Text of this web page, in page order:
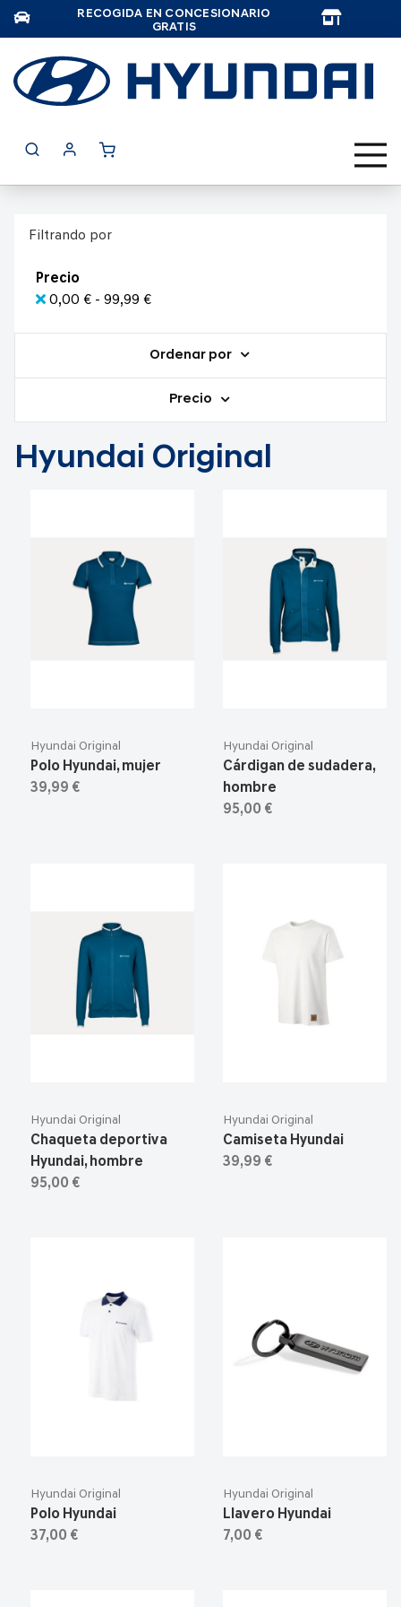
RECOGIDA EN CONCESIONARIO
GRATIS
Filtrando por
Precio
0,00 € - 99,99 €
Ordenar por
Precio
Hyundai Original
Hyundai Original
Polo Hyundai, mujer
39,99 €
Hyundai Original
Cárdigan de sudadera,
hombre
95,00 €
Hyundai Original
Chaqueta deportiva
Hyundai, hombre
95,00 €
Hyundai Original
Camiseta Hyundai
39,99 €
Hyundai Original
Polo Hyundai
37,00 €
Hyundai Original
Llavero Hyundai
7,00 €